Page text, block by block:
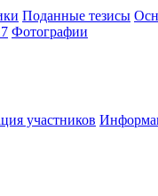
Поданные тезисы
Фотографии
участников